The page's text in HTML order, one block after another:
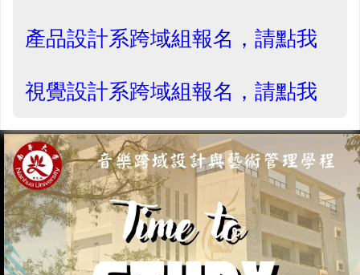
產品設計系跨域組報名，請點我
視覺設計系跨域組報名，請點我